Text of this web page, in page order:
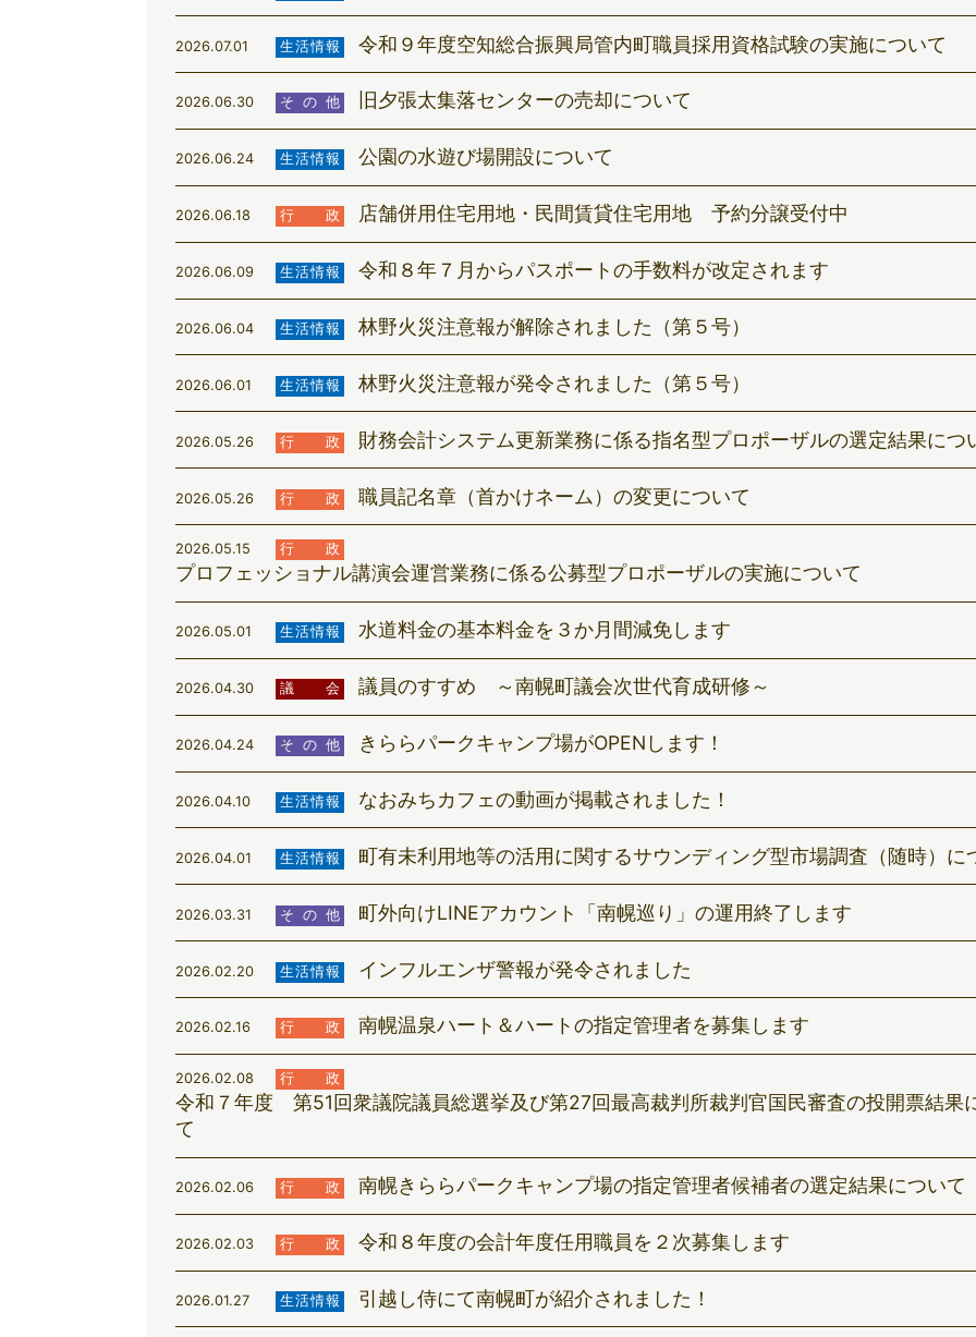
2026.07.01 生活情報 令和９年度空知総合振興局管内町職員採用資格試験の実施について
2026.06.30 その他 旧夕張太集落センターの売却について
2026.06.24 生活情報 公園の水遊び場開設について
2026.06.18 行政 店舗併用住宅用地・民間賃貸住宅用地 予約分譲受付中
2026.06.09 生活情報 令和８年７月からパスポートの手数料が改定されます
2026.06.04 生活情報 林野火災注意報が解除されました（第５号）
2026.06.01 生活情報 林野火災注意報が発令されました（第５号）
2026.05.26 行政 財務会計システム更新業務に係る指名型プロポーザルの選定結果につ
2026.05.26 行政 職員記名章（首かけネーム）の変更について
2026.05.15 行政
プロフェッショナル講演会運営業務に係る公募型プロポーザルの実施について
2026.05.01 生活情報 水道料金の基本料金を３か月間減免します
2026.04.30 議会 議員のすすめ ～南幌町議会次世代育成研修～
2026.04.24 その他 きららパークキャンプ場がOPENします！
2026.04.10 生活情報 なおみちカフェの動画が掲載されました！
2026.04.01 生活情報 町有未利用地等の活用に関するサウンディング型市場調査（随時）に
2026.03.31 その他 町外向けLINEアカウント「南幌巡り」の運用終了します
2026.02.20 生活情報 インフルエンザ警報が発令されました
2026.02.16 行政 南幌温泉ハート＆ハートの指定管理者を募集します
2026.02.08 行政
令和７年度 第51回衆議院議員総選挙及び第27回最高裁判所裁判官国民審査の投開票結果
て
2026.02.06 行政 南幌きららパークキャンプ場の指定管理者候補者の選定結果について
2026.02.03 行政 令和８年度の会計年度任用職員を２次募集します
2026.01.27 生活情報 引越し侍にて南幌町が紹介されました！